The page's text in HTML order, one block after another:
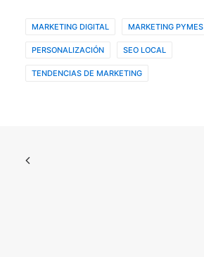
MARKETING DIGITAL MARKETING PYMES
PERSONALIZACIÓN SEO LOCAL
TENDENCIAS DE MARKETING